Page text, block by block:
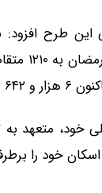
این طرح
است.
خود، متعهد
خود را